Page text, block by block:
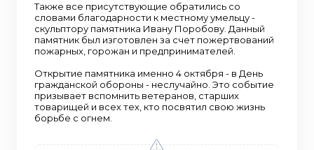
Также все присутствующие обратились со
словами благодарности к местному умельцу -
скульптору памятника Ивану Поробову. Данный
памятник был изготовлен за счет пожертвований
пожарных, горожан и предпринимателей.
Открытие памятника именно 4 октября - в День
гражданской обороны - неслучайно. Это событие
призывает вспомнить ветеранов, старших
товарищей и всех тех, кто посвятил свою жизнь
борьбе с огнем.